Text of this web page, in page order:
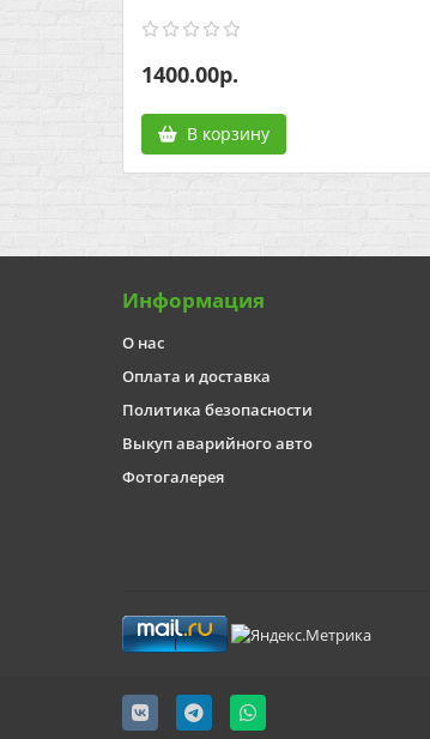
1400.00р.
В корзину
Информация
О нас
Оплата и доставка
Политика безопасности
Выкуп аварийного авто
Фотогалерея